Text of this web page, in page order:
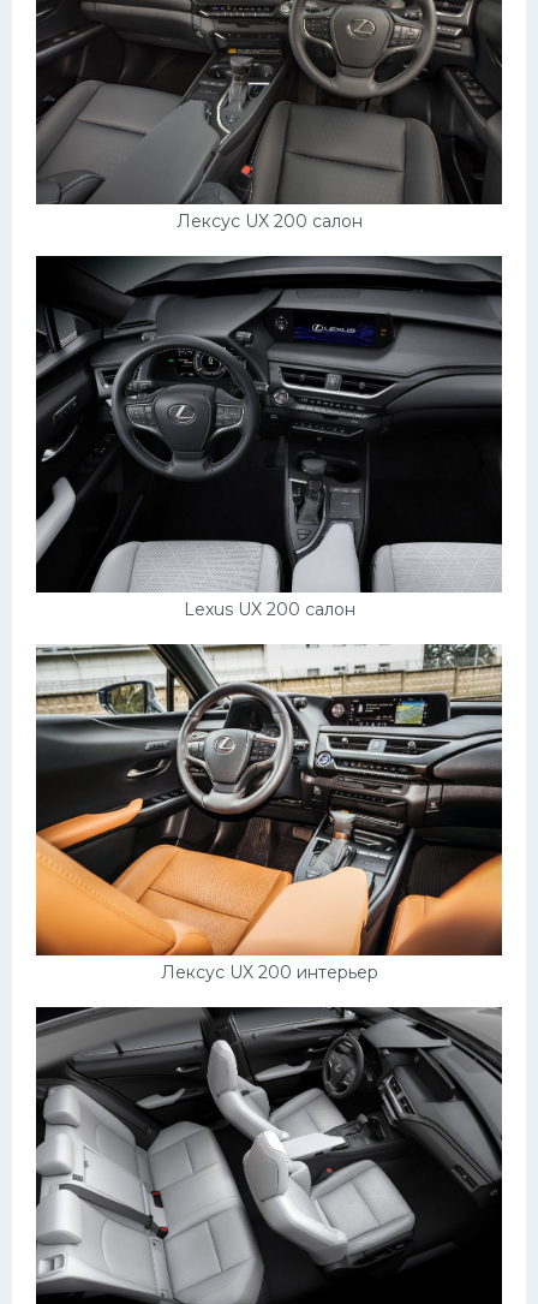
Лексус UX 200 салон
Lexus UX 200 салон
Лексус UX 200 интерьер